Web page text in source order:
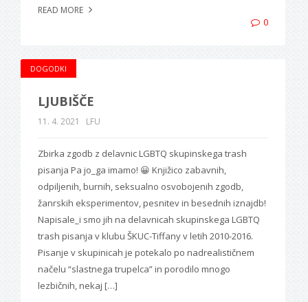
READ MORE
0
DOGODKI
LJUBIŠČE
11. 4. 2021 LFU
Zbirka zgodb z delavnic LGBTQ skupinskega trash
pisanja Pa jo_ga imamo! 😀 Knjižico zabavnih,
odpiljenih, burnih, seksualno osvobojenih zgodb,
žanrskih eksperimentov, pesnitev in besednih iznajdb!
Napisale_i smo jih na delavnicah skupinskega LGBTQ
trash pisanja v klubu ŠKUC-Tiffany v letih 2010-2016.
Pisanje v skupinicah je potekalo po nadrealističnem
načelu “slastnega trupelca” in porodilo mnogo
lezbičnih, nekaj […]